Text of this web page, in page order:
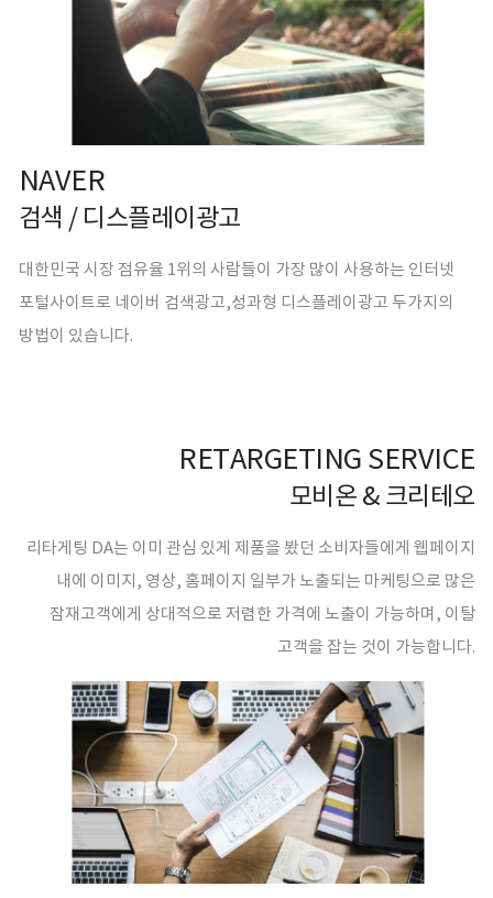
NAVER
검색 / 디스플레이광고
대한민국 시장 점유율 1위의 사람들이 가장 많이 사용하는 인터넷
포털사이트로 네이버 검색광고,성과형 디스플레이광고 두가지의
방법이 있습니다.
RETARGETING SERVICE
모비온 & 크리테오
리타게팅 DA는 이미 관심 있게 제품을 봤던 소비자들에게 웹페이지
내에 이미지, 영상, 홈페이지 일부가 노출되는 마케팅으로 많은
잠재고객에게 상대적으로 저렴한 가격에 노출이 가능하며, 이탈
고객을 잡는 것이 가능합니다.